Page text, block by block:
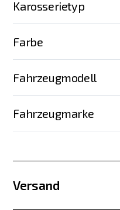
Karosserietyp
Farbe
Fahrzeugmodell
Fahrzeugmarke
Versand